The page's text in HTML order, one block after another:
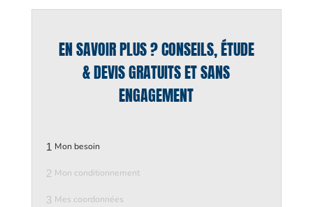
EN SAVOIR PLUS ? CONSEILS, ÉTUDE
& DEVIS GRATUITS ET SANS
ENGAGEMENT
1 Mon besoin
2 Mon conditionnement
3 Mes coordonnées